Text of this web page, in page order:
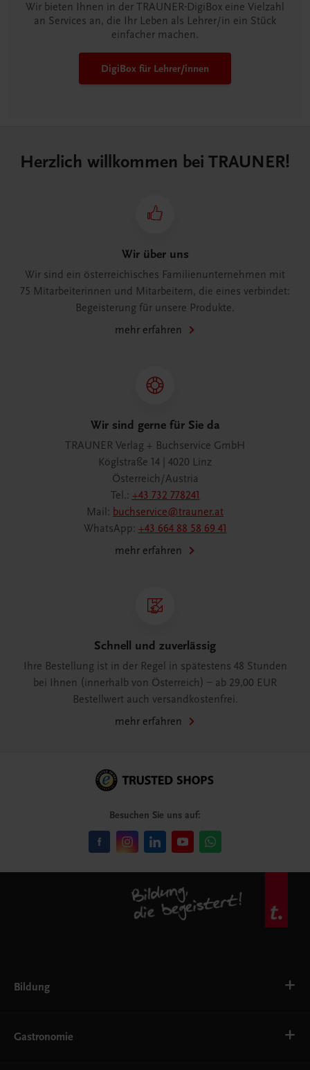
Wir bieten Ihnen in der TRAUNER-DigiBox eine Vielzahl
an Services an, die Ihr Leben als Lehrer/in ein Stück
einfacher machen.
DigiBox für Lehrer/innen
Herzlich willkommen bei TRAUNER!
Wir über uns
Wir sind ein österreichisches Familienunternehmen mit
75 Mitarbeiterinnen und Mitarbeitern, die eines verbindet:
Begeisterung für unsere Produkte.
mehr erfahren
Wir sind gerne für Sie da
TRAUNER Verlag + Buchservice GmbH
Köglstraße 14 | 4020 Linz
Österreich/Austria
Tel.: +43 732 778241
Mail: buchservice@trauner.at
WhatsApp: +43 664 88 58 69 41
mehr erfahren
Schnell und zuverlässig
Ihre Bestellung ist in der Regel in spätestens 48 Stunden
bei Ihnen (innerhalb von Österreich) – ab 29,00 EUR
Bestellwert auch versandkostenfrei.
mehr erfahren
Besuchen Sie uns auf:
Bildung
AHS
Gastronomie